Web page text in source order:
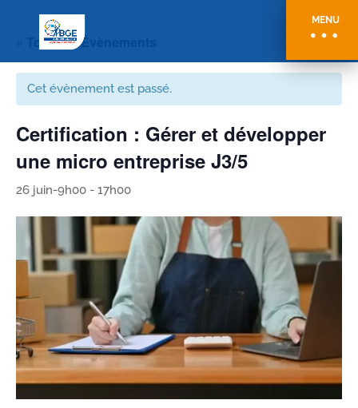
MENU
« Tous les Évènements
Cet évènement est passé.
Certification : Gérer et développer
une micro entreprise J3/5
26 juin-9h00 - 17h00